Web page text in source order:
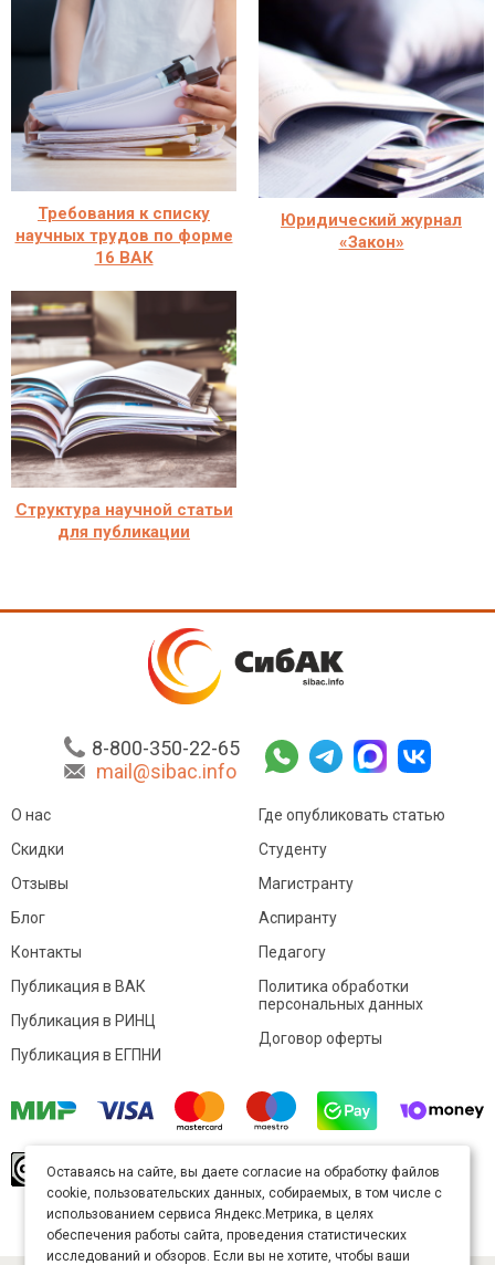
Требования к списку
научных трудов по форме
16 ВАК
Юридический журнал
«Закон»
Структура научной статьи
для публикации
8-800-350-22-65
mail@sibac.info
О нас
Скидки
Отзывы
Блог
Контакты
Где опубликовать статью
Студенту
Магистранту
Аспиранту
Педагогу
Публикация в ВАК
Публикация в РИНЦ
Публикация в ЕГПНИ
Политика обработки
персональных данных
Договор оферты
произведение доступно полицензии Creative
Commons «Attribution» («Атрибуция») 4.0
Непортированная.
Карта сайта
Оставаясь на сайте, вы даете согласие на обработку файлов
cookie, пользовательских данных, собираемых, в том числе с
использованием сервиса Яндекс.Метрика, в целях
обеспечения работы сайта, проведения статистических
исследований и обзоров. Если вы не хотите, чтобы ваши